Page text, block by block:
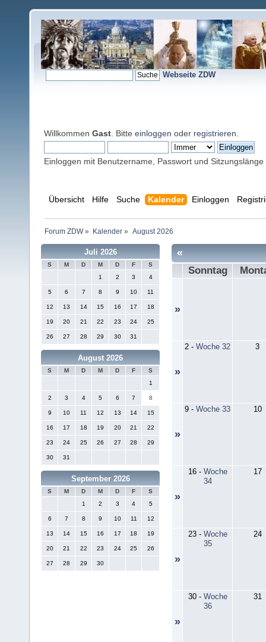
Webseite ZDW
Willkommen Gast . Bitte einloggen oder registrieren
Einloggen mit Benutzername, Passwort und Sitzungslänge
Übersicht Hilfe Suche Kalender Einloggen
Forum ZDW» Kalender » August 2026
Juli 2026
S M D M D F
S
1
2 3 4
5 6 7 8 9 10 11
12 13 14 15 16 17 18
19 20 21 22 23 24 25
26 27 28 29 30 31
August 2026
S M D M D F
S
1
2 3 4 5 6 7 8
9 10 11 12 13 14 15
16 17 18 19 20 21 22
23 24 25 26 27 28 29
30 31
September 2026
S M D M D F
S
1
2 3 4 5
6 7 8 9 10 11 12
13 14 15 16 17 18 19
20 21 22 23 24 25 26
27 28 29 30
«
Sonntag
»
»
2 - Woche 32 3
»
9 - Woche 33 10
»
16- Woche
34
17
»
23- Woche
35
24
»
30- Woche
36
31